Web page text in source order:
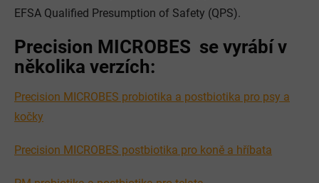
EFSA Qualified Presumption of Safety (QPS).
Precision MICROBES se vyrábí v
několika verzích:
Precision MICROBES probiotika a postbiotika pro psy a
kočky
Precision MICROBES postbiotika pro koně a hříbata